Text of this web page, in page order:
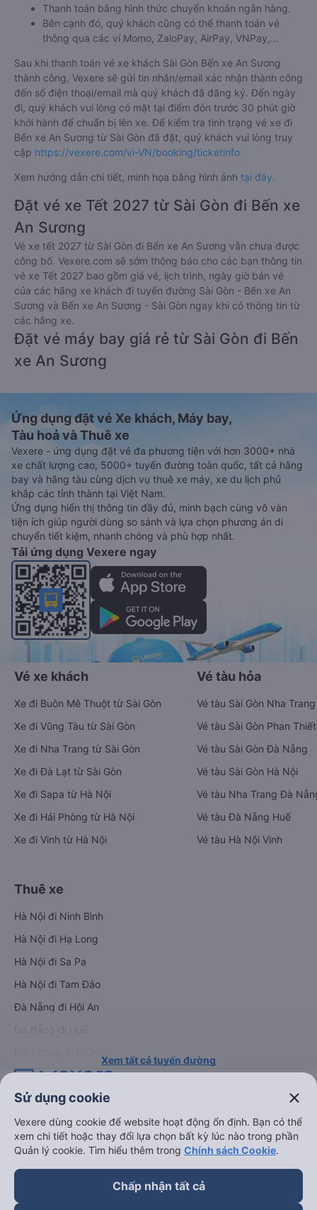
Thanh toán bằng hình thức chuyển khoản ngân hàng.
Bên cạnh đó, quý khách cũng có thể thanh toán vé
thông qua các ví Momo, ZaloPay, AirPay, VNPay,…
Sau khi thanh toán vé xe khách Sài Gòn Bến xe An Sương
thành công, Vexere sẽ gửi tin nhắn/email xác nhận thành công
đến số điện thoại/email mà quý khách đã đăng ký. Đến ngày
đi, quý khách vui lòng có mặt tại điểm đón trước 30 phút giờ
khởi hành để chuẩn bị lên xe. Để kiểm tra tình trạng vé xe đi
Bến xe An Sương từ Sài Gòn đã đặt, quý khách vui lòng truy
cập https://vexere.com/vi-VN/booking/ticketinfo
Xem hướng dẫn chi tiết, minh họa bằng hình ảnh tại đây.
Đặt vé xe Tết 2027 từ Sài Gòn đi Bến xe
An Sương
Vé xe tết 2027 từ Sài Gòn đi Bến xe An Sương vẫn chưa được
công bố. Vexere.com sẽ sớm thông báo cho các bạn thông tin
vé xe Tết 2027 bao gồm giá vé, lịch trình, ngày giờ bán vé
của các hãng xe khách đi tuyến đường Sài Gòn - Bến xe An
Sương và Bến xe An Sương - Sài Gòn ngay khi có thông tin từ
các hãng xe.
Đặt vé máy bay giá rẻ từ Sài Gòn đi Bến
xe An Sương
Ứng dụng đặt vé Xe khách, Máy bay,
Tàu hoả và Thuê xe
Vexere - ứng dụng đặt vé đa phương tiện với hơn 3000+ nhà
xe chất lượng cao, 5000+ tuyến đường toàn quốc, tất cả hãng
bay và hãng tàu cùng dịch vụ thuê xe máy, xe du lịch phủ
khắp các tỉnh thành tại Việt Nam.
Ứng dụng hiển thị thông tin đầy đủ, minh bạch cùng vô vàn
tiện ích giúp người dùng so sánh và lựa chọn phương án di
chuyển tiết kiệm, nhanh chóng và phù hợp nhất.
Tải ứng dụng Vexere ngay
Vé xe khách
Xe đi Buôn Mê Thuột từ Sài Gòn
Xe đi Vũng Tàu từ Sài Gòn
Xe đi Nha Trang từ Sài Gòn
Xe đi Đà Lạt từ Sài Gòn
Xe đi Sapa từ Hà Nội
Xe đi Hải Phòng từ Hà Nội
Xe đi Vinh từ Hà Nội
Vé tàu hỏa
Vé tàu Sài Gòn Nha Trang
Vé tàu Sài Gòn Phan Thiết
Vé tàu Sài Gòn Đà Nẵng
Vé tàu Sài Gòn Hà Nội
Vé tàu Nha Trang Đà
Vé tàu Đà Nẵng Huế
Vé tàu Hà Nội Vinh
Thuê xe
Hà Nội đi Ninh Bình
Hà Nội đi Hạ Long
Hà Nội đi Sa Pa
Hà Nội đi Tam Đảo
Đà Nẵng đi Hội An
Xem tất cả tuyến đường
Sử dụng cookie close
Vexere dùng cookie để website hoạt động ổn định. Bạn có thể
xem chi tiết hoặc thay đổi lựa chọn bất kỳ lúc nào trong phần
Quản lý cookie. Tìm hiểu thêm trong Chính sách Cookie.
Chấp nhận tất cả